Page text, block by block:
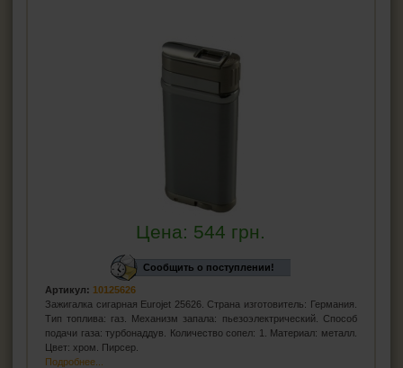
Цена: 544 грн.
Сообщить о поступлении!
Артикул: 10125626
Зажигалка сигарная Eurojet 25626. Страна изготовитель: Германия.
Тип топлива: газ. Механизм запала: пьезоэлектрический. Способ
подачи газа: турбонаддув. Количество сопел: 1. Материал: металл.
Цвет: хром. Пирсер.
Подробнее...